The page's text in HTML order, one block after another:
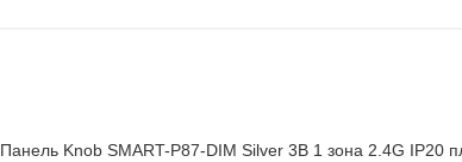
Панель Knob SMART-P87-DIM Silver 3В 1 зона 2.4G IP20